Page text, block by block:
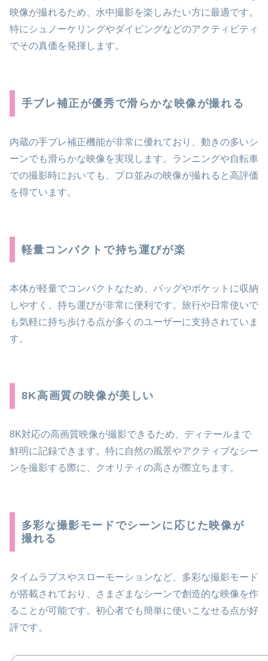
映像が撮れるため、水中撮影を楽しみたい方に最適です。
特にシュノーケリングやダイビングなどのアクティビティ
でその真価を発揮します。
手ブレ補正が優秀で滑らかな映像が撮れる
内蔵の手ブレ補正機能が非常に優れており、動きの多いシ
ーンでも滑らかな映像を実現します。ランニングや自転車
での撮影時においても、プロ並みの映像が撮れると高評価
を得ています。
軽量コンパクトで持ち運びが楽
本体が軽量でコンパクトなため、バッグやポケットに収納
しやすく、持ち運びが非常に便利です。旅行や日常使いで
も気軽に持ち歩ける点が多くのユーザーに支持されていま
す。
8K高画質の映像が美しい
8K対応の高画質映像が撮影できるため、ディテールまで
鮮明に記録できます。特に自然の風景やアクティブなシー
ンを撮影する際に、クオリティの高さが際立ちます。
多彩な撮影モードでシーンに応じた映像が
撮れる
タイムラプスやスローモーションなど、多彩な撮影モード
が搭載されており、さまざまなシーンで創造的な映像を作
ることが可能です。初心者でも簡単に使いこなせる点が好
評です。